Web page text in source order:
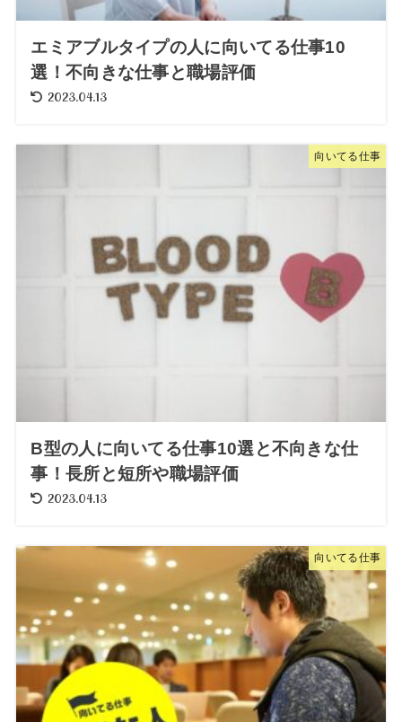
エミアブルタイプの人に向いてる仕事10
選！不向きな仕事と職場評価
2023.04.13
向いてる仕事
B型の人に向いてる仕事10選と不向きな仕
事！長所と短所や職場評価
2023.04.13
向いてる仕事